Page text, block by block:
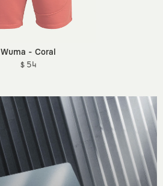
Wuma - Coral
$ 54